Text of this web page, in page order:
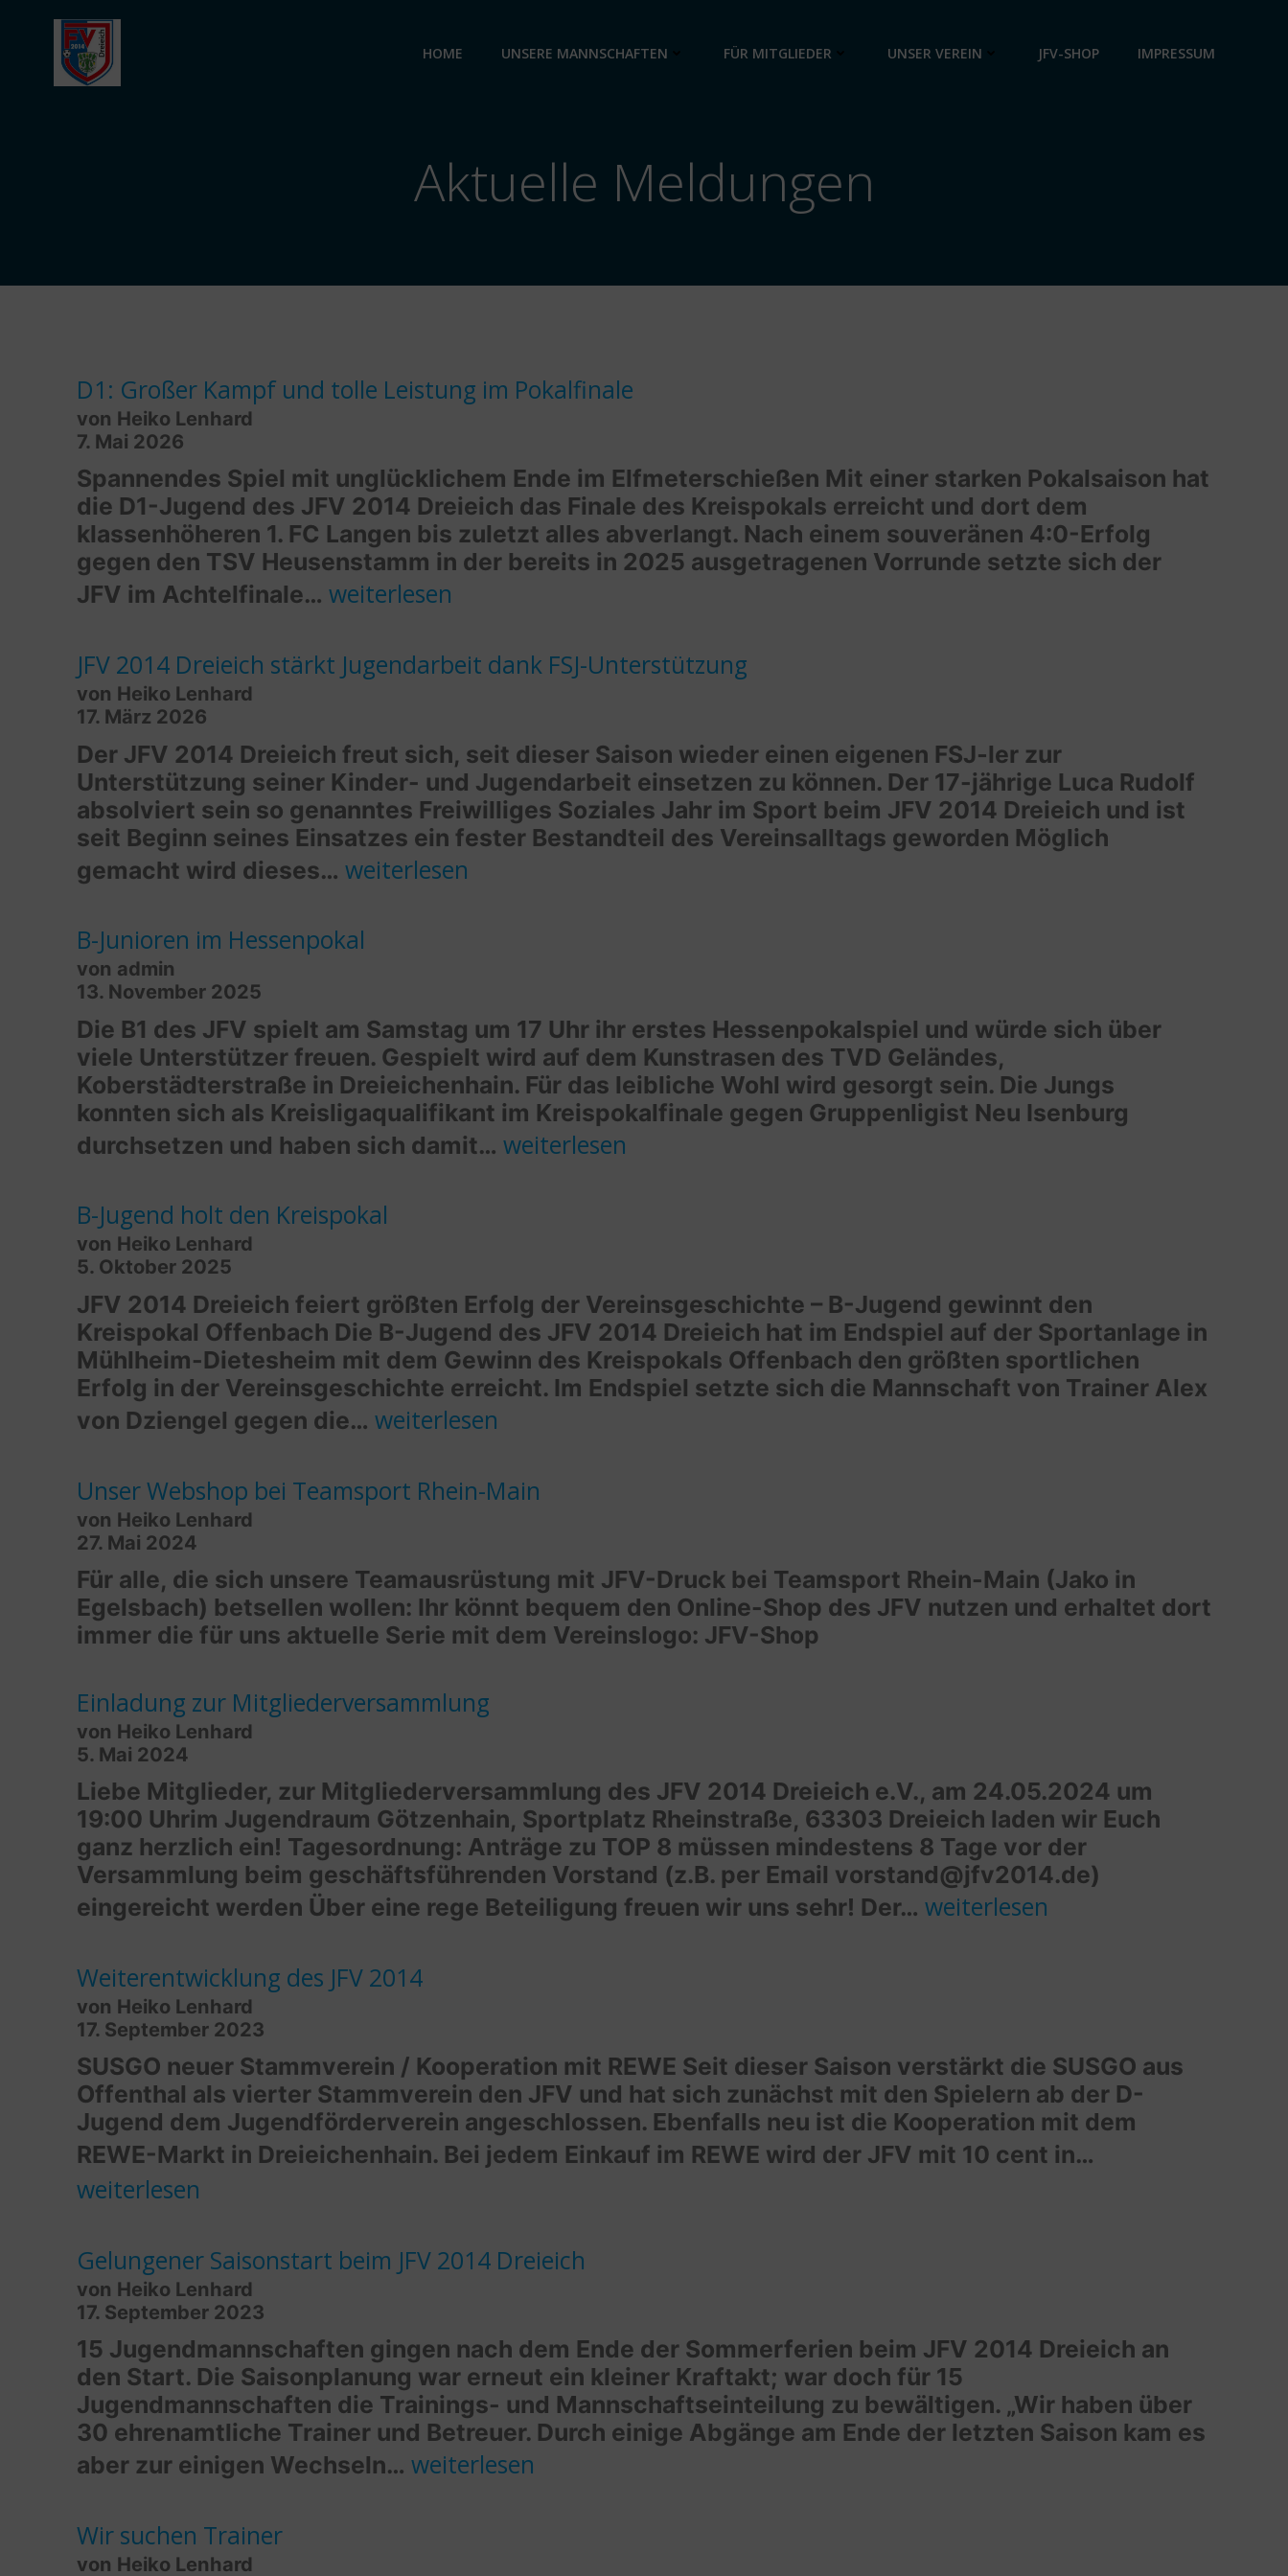
springen
HOME UNSERE MANNSCHAFTEN FÜR MITGLIEDER UNSER VEREIN JFV-SHOP IMPRESSUM
Aktuelle Meldungen
D1: Großer Kampf und tolle Leistung im Pokalfinale
von Heiko Lenhard
7. Mai 2026
Spannendes Spiel mit unglücklichem Ende im Elfmeterschießen Mit einer starken Pokalsaison hat
die D1-Jugend des JFV 2014 Dreieich das Finale des Kreispokals erreicht und dort dem
klassenhöheren 1. FC Langen bis zuletzt alles abverlangt. Nach einem souveränen 4:0-Erfolg
gegen den TSV Heusenstamm in der bereits in 2025 ausgetragenen Vorrunde setzte sich der
JFV im Achtelfinale… D1:
Kampf
Leistung
im
Pokalfinale
weiterlesen
JFV 2014 Dreieich stärkt Jugendarbeit dank FSJ-Unterstützung
von Heiko Lenhard
17. März 2026
Der JFV 2014 Dreieich freut sich, seit dieser Saison wieder einen eigenen FSJ‑ler zur
Unterstützung seiner Kinder- und Jugendarbeit einsetzen zu können. Der 17-jährige Luca Rudolf
absolviert sein so genanntes Freiwilliges Soziales Jahr im Sport beim JFV 2014 Dreieich und ist
seit Beginn seines Einsatzes ein fester Bestandteil des Vereinsalltags geworden Möglich
gemacht wird dieses… JFV
Dreieich
dank
FSJ-
Unterstützung
weiterlesen
B-Junioren im Hessenpokal
von admin
13. November 2025
Die B1 des JFV spielt am Samstag um 17 Uhr ihr erstes Hessenpokalspiel und würde sich über
viele Unterstützer freuen. Gespielt wird auf dem Kunstrasen des TVD Geländes,
Koberstädterstraße in Dreieichenhain. Für das leibliche Wohl wird gesorgt sein. Die Jungs
konnten sich als Kreisligaqualifikant im Kreispokalfinale gegen Gruppenligist Neu Isenburg
durchsetzen und haben sich damit… B-
weiterlesen
B-Jugend holt den Kreispokal
von Heiko Lenhard
5. Oktober 2025
JFV 2014 Dreieich feiert größten Erfolg der Vereinsgeschichte – B-Jugend gewinnt den
Kreispokal Offenbach Die B-Jugend des JFV 2014 Dreieich hat im Endspiel auf der Sportanlage in
Mühlheim-Dietesheim mit dem Gewinn des Kreispokals Offenbach den größten sportlichen
Erfolg in der Vereinsgeschichte erreicht. Im Endspiel setzte sich die Mannschaft von Trainer Alex
von Dziengel gegen die… B-
holt
weiterlesen
Unser Webshop bei Teamsport Rhein-Main
von Heiko Lenhard
27. Mai 2024
Für alle, die sich unsere Teamausrüstung mit JFV-Druck bei Teamsport Rhein-Main (Jako in
Egelsbach) betsellen wollen: Ihr könnt bequem den Online-Shop des JFV nutzen und erhaltet dort
immer die für uns aktuelle Serie mit dem Vereinslogo: JFV-Shop
Einladung zur Mitgliederversammlung
von Heiko Lenhard
5. Mai 2024
Liebe Mitglieder, zur Mitgliederversammlung des JFV 2014 Dreieich e.V., am 24.05.2024 um
19:00 Uhrim Jugendraum Götzenhain, Sportplatz Rheinstraße, 63303 Dreieich laden wir Euch
ganz herzlich ein! Tagesordnung: Anträge zu TOP 8 müssen mindestens 8 Tage vor der
Versammlung beim geschäftsführenden Vorstand (z.B. per Email vorstand@jfv2014.de)
eingereicht werden Über eine rege Beteiligung freuen wir uns sehr! Der… Einladung
weiterlesen
Weiterentwicklung des JFV 2014
von Heiko Lenhard
17. September 2023
SUSGO neuer Stammverein / Kooperation mit REWE Seit dieser Saison verstärkt die SUSGO aus
Offenthal als vierter Stammverein den JFV und hat sich zunächst mit den Spielern ab der D-
Jugend dem Jugendförderverein angeschlossen. Ebenfalls neu ist die Kooperation mit dem
REWE-Markt in Dreieichenhain. Bei jedem Einkauf im REWE wird der JFV mit 10 cent in…
weiterlesen
Gelungener Saisonstart beim JFV 2014 Dreieich
von Heiko Lenhard
17. September 2023
15 Jugendmannschaften gingen nach dem Ende der Sommerferien beim JFV 2014 Dreieich an
den Start. Die Saisonplanung war erneut ein kleiner Kraftakt; war doch für 15
Jugendmannschaften die Trainings- und Mannschaftseinteilung zu bewältigen. „Wir haben über
30 ehrenamtliche Trainer und Betreuer. Durch einige Abgänge am Ende der letzten Saison kam es
aber zur einigen Wechseln… Gelungener
weiterlesen
Wir suchen Trainer
von Heiko Lenhard